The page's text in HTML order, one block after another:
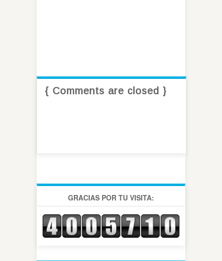
{ Comments are closed }
GRACIAS POR TU VISITA: